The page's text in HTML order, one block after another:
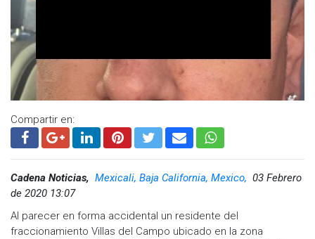
Compartir en:
Cadena Noticias, Mexicali, Baja California, Mexico, 03 Febrero
de 2020 13:07
Al parecer en forma accidental un residente del
fraccionamiento Villas del Campo ubicado en la zona